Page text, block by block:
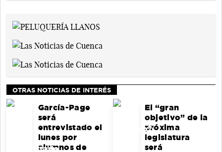
OTRAS NOTICIAS DE INTERÉS
García-Page
será
entrevistado el
lunes por
alumnos de
El “gran
objetivo” de la
próxima
legislatura
será